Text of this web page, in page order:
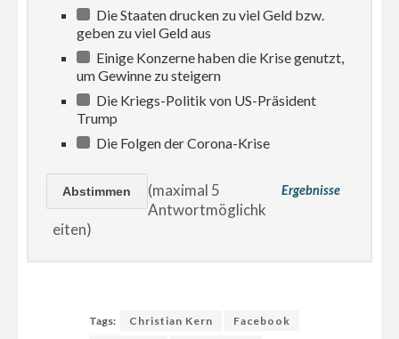
Die Staaten drucken zu viel Geld bzw.
geben zu viel Geld aus
Einige Konzerne haben die Krise genutzt,
um Gewinne zu steigern
Die Kriegs-Politik von US-Präsident
Trump
Die Folgen der Corona-Krise
Ergebnisse
(maximal 5
Antwortmöglichk
eiten)
Tags: Christian Kern
Facebook